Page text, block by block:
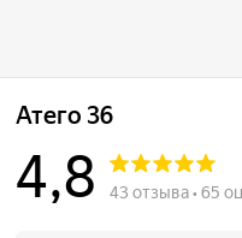
деталям
Недавно обращался в